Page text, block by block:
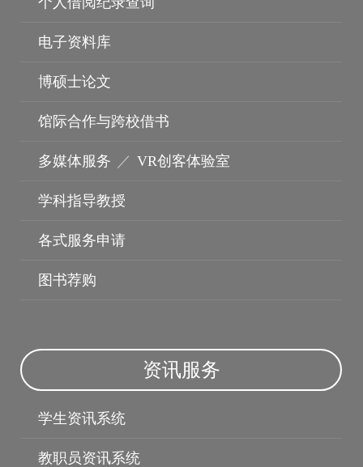
电子资料库
博硕士论文
馆际合作与跨校借书
多媒体服务 ／ VR创客体验室
学科指导教授
各式服务申请
图书荐购
资讯服务
学生资讯系统
教职员资讯系统